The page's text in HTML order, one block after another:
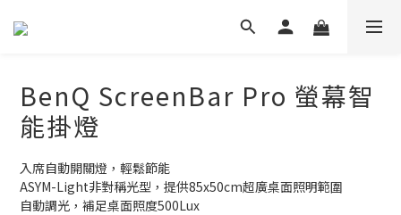
BenQ ScreenBar Pro 螢幕智
能掛燈
入席自動開關燈，輕鬆節能
ASYM-Light非對稱光型，提供85x50cm超廣桌面照明範圍
自動調光，補足桌面照度500Lux